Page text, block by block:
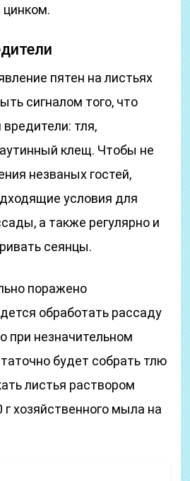
пятен на листьях
сигналом того, что
тля,
клещ. Чтобы не
незваных гостей,
условия для
а также регулярно и
сеянцы.
поражено
обработать рассаду
при незначительном
будет собрать тлю
листья раствором
хозяйственного мыла на